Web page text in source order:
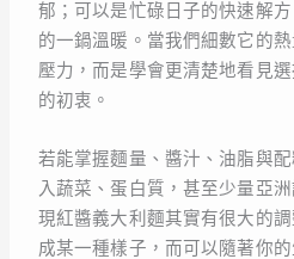
郁；可以是忙碌日子的快速解
的一鍋溫暖。當我們細數它的
壓力，而是學會更清楚地看見
的初衷。
若能掌握麵量、醬汁、油脂與
入蔬菜、蛋白質，甚至少量亞
現紅醬義大利麵其實有很大的
成某一種樣子，而可以隨著你